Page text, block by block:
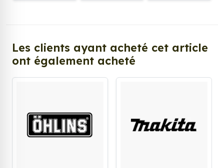
Les clients ayant acheté cet article
ont également acheté